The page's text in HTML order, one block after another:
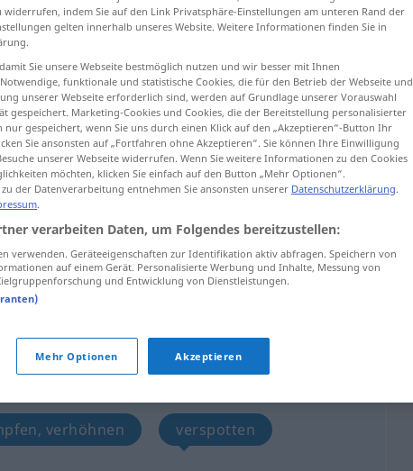
lampoon
verhöhnen verspotten
indem Sie auf den Link Privatsphäre-Einstellungen am unteren Rand der
gelten innerhalb unseres Website. Weitere Informationen finden Sie in
Sie unsere Webseite bestmöglich nutzen und wir besser mit Ihnen
funktionale und statistische Cookies, die für den Betrieb der Webseite und
unserer Webseite erforderlich sind, werden auf Grundlage unserer Vorauswahl
gespeichert. Marketing-Cookies und Cookies, die der Bereitstellung personalisierter
gespeichert, wenn Sie uns durch einen Klick auf den „Akzeptieren“-Button Ihr
Sie ansonsten auf „Fortfahren ohne Akzeptieren“. Sie können Ihre Einwilligung
unserer Webseite widerrufen. Wenn Sie weitere Informationen zu den Cookies
möchten, klicken Sie einfach auf den Button „Mehr Optionen“.
der Datenverarbeitung entnehmen Sie ansonsten unserer Datenschutzerklärung.
.
verarbeiten Daten, um Folgendes bereitzustellen:
verwenden. Geräteeigenschaften zur Identifikation aktiv abfragen. Speichern von
auf einem Gerät. Personalisierte Werbung und Inhalte, Messung von
und Entwicklung von Dienstleistungen.
Mehr Optionen Akzeptieren